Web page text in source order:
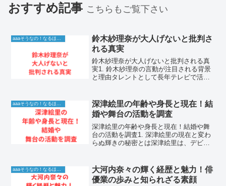
おすすめ記事 こちらもご覧下さい
鈴木紗理奈が大人げないと批判さ
れる真実
鈴木紗理奈が大人げないと批判される真
実1. 鈴木紗理奈の言動が注目される背景
と理由タレントとして長年テレビで活躍
に表現するスタイルは、バラエティ番組
において唯一無二の存...
aaaそうなの！なるほど！情報
深津絵里の年齢や身長と現在！結
婚や舞台の活動を調査
深津絵里の年齢や身長と現在！結婚や舞
台の活動を調査1. 深津絵里の現在と変わ
らぬ輝きの秘密とは深津絵里は、デビュ
を重ねても変わらない凛とした美しさ
は、多くの女性にとって...
大河内奈々の輝く経歴と魅力！俳
優業の歩みと知られざる素顔